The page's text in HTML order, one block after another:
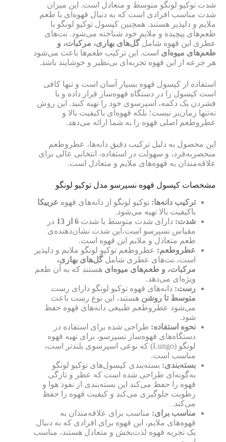
شدت توکیو لونگو متوسط و متعادل است. این میزان
شدت مناسب افرادی است که به دنبال قهوه‌ای با طعم
ملایم و دلپذیر هستند. همچنین کپسول توکیو لونگو با
طعم‌های پیچیده و ملایم خود شناخته می‌شود. نت‌های
عطری این قهوه شاملگل‌های بهاری، مرکبات، و
طعم‌های میوه‌ای است. این ترکیب طعم‌ها باعث می‌شود
هر جرعه از این قهوه تجربه‌ای بی‌نظیر و خوشایند باشد.
استفاده از کپسول قهوه بسیار آسان است و تنها کافی
است کپسول را در دستگاه قهوه‌ساز قرار داده و با
فشردن یک دکمه، اسپرسوی خود را تهیه کنید. این روش
نه‌تنها زمان‌بر نیست؛ بلکه قهوه‌ای باکیفیت بالا و
عطروطعم اصلی قهوه را به شما ارائه می‌دهد.
این محصول به دلیل ترکیب دقیق دانه‌ها، عطروطعم
منحصربه‌فرد، و سهولت در استفاده، انتخابی عالی برای
علاقه‌مندان به قهوه‌های ملایم و متعادل است.
مشخصات کپسول قهوه نسپرسو مدل توکیو لونگو
ترکیب دانه‌ها: توکیو لونگو از دانه‌های قهوه عربیکا
باکیفیت بالا تهیه می‌شود.
شدت: دارای شدت متوسط با شدت 6 از 13
در
مقیاس نسپرسو است،این شدت نشان‌دهنده‌ی
طعم متعادل و ملایم این قهوه است.
عطروطعم: عطروطعم توکیو لونگو ملایم و دلپذیر
است، نت‌های عطری شاملگل‌های بهاری،
مرکبات، و طعم‌های میوه‌ای هستند که به آن طعم
ویژه‌ای می‌دهد.
رست: دانه‌های قهوه توکیو لونگو دارای رست
متوسط تا روشن هستند، این نوع رست باعث
می‌شود عطروطعم طبیعی دانه‌های قهوه حفظ
شود.
نحوه استفاده: طراحی شده برای استفاده در
دستگاه‌های قهوه‌ساز نسپرسو، برای تهیه قهوه
لونگو (Lungo) که نوعی اسپرسوی بلندتر است،
مناسب است.
بسته‌بندی: بسته‌بندی کپسول‌های توکیو لونگو
به‌گونه‌ای طراحی شده است که عطر و تازگی
قهوه را حفظ می‌کند این بسته‌بندی از نفوذ هوا و
رطوبت جلوگیری می‌کند و کیفیت قهوه را حفظ
می‌کند.
مناسب برای: مناسب برای علاقه‌مندان به
قهوه‌های ملایم، این قهوه برای افرادی که به دنبال
یک تجربه قهوه لذت‌بخش و متعادل هستند، مناسب